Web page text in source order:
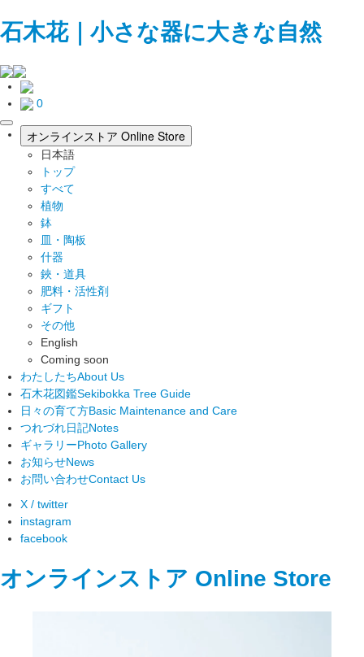
石木花｜小さな器に大きな自然
0
toggle
navigation
オンラインストア Online Store
日本語
トップ
すべて
植物
鉢
皿・陶板
什器
鋏・道具
肥料・活性剤
ギフト
その他
English
Coming soon
わたしたちAbout Us
石木花図鑑Sekibokka Tree Guide
日々の育て方Basic Maintenance and Care
つれづれ日記Notes
ギャラリーPhoto Gallery
お知らせNews
お問い合わせContact Us
X / twitter
instagram
facebook
オンラインストア Online Store